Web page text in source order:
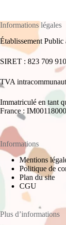
Informations légales
Établissement
SIRET : 823 709
TVA
Immatriculé en tant
France :
Informations
Mentions
Politique de
Plan du site
CGU
Plus d’informations